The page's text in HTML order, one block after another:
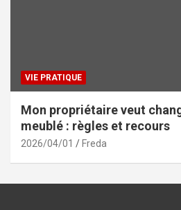
VIE PRATIQUE
Mon propriétaire veut
meublé : règles et recours
2026/04/01 Freda